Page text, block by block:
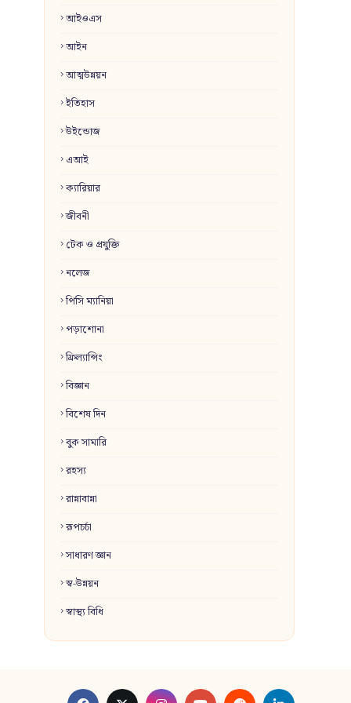
আইওএস
আইন
আত্মউন্নয়ন
ইতিহাস
উইন্ডোজ
এআই
ক্যারিয়ার
জীবনী
টেক ও প্রযুক্তি
নলেজ
পিসি ম্যানিয়া
পড়াশোনা
ফ্রিল্যান্সিং
বিজ্ঞান
বিশেষ দিন
বুক সামারি
রহস্য
রান্নাবান্না
রূপচর্চা
সাধারণ জ্ঞান
স্ব-উন্নয়ন
স্বাস্থ্য বিধি